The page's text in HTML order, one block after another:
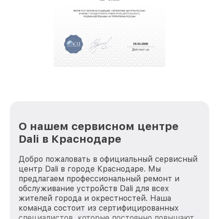
обеспечат доставку устройств в сервис в
полной сохранности и бесплатно.
положительные отзывы и обрели отличную
репутацию. Мы постоянно совершенствуемся и
О нашем сервисном центре
Dali в Краснодаре
Добро пожаловать в официальный сервисный
центр Dali в городе Краснодаре. Мы
предлагаем профессиональный ремонт и
обслуживание устройств Dali для всех
жителей города и окрестностей. Наша
команда состоит из сертифицированных